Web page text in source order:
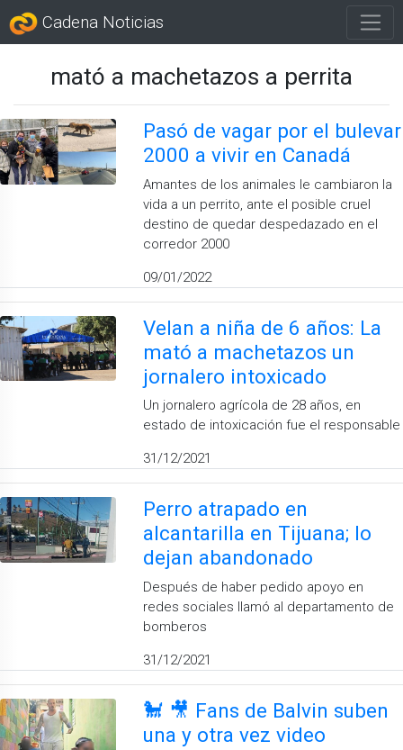
Cadena Noticias
mató a machetazos a perrita
Pasó de vagar por el bulevar
2000 a vivir en Canadá
Amantes de los animales le cambiaron la
vida a un perrito, ante el posible cruel
destino de quedar despedazado en el
corredor 2000
09/01/2022
Velan a niña de 6 años: La
mató a machetazos un
jornalero intoxicado
Un jornalero agrícola de 28 años, en
estado de intoxicación fue el responsable
31/12/2021
Perro atrapado en
alcantarilla en Tijuana; lo
dejan abandonado
Después de haber pedido apoyo en
redes sociales llamó al departamento de
bomberos
31/12/2021
🐩 🎥 Fans de Balvin suben
una y otra vez video